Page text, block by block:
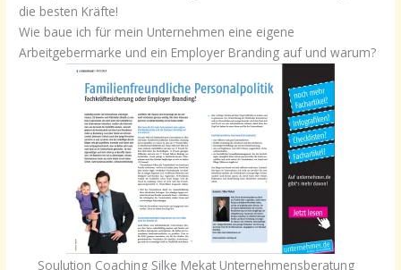
die besten Kräfte!
Wie baue ich für mein Unternehmen eine eigene
Arbeitgebermarke und ein Employer Branding auf und warum?
Soulution Coaching Silke Mekat Unternehmensberatung